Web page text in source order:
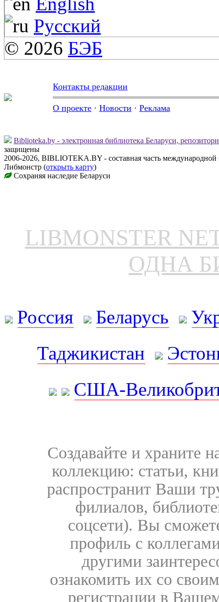
Русский
© 2026 БЭБ
Контакты редакции
О проекте · Новости · Реклама
Biblioteka.by - электронная библиотека Беларуси,
защищены
2006-2026, BIBLIOTEKA.BY - составная часть международной
Либмонстр (открыть карту)
Сохраняя наследие Беларуси
LIBMONSTER
ОДНА
Россия Беларусь
Таджикистан
США-
Создавайте и храните
коллекцию: статьи,
распространит Ваши
филиалов,
соцсети). Вы
профиль с
другими
ознакомить их со
регистрации в